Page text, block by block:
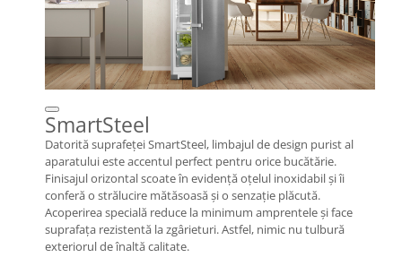
SmartSteel
Datorită suprafeței SmartSteel, limbajul de design purist al
aparatului este accentul perfect pentru orice bucătărie.
Finisajul orizontal scoate în evidență oțelul inoxidabil și îi
conferă o strălucire mătăsoasă și o senzație plăcută.
Acoperirea specială reduce la minimum amprentele și face
suprafața rezistentă la zgârieturi. Astfel, nimic nu tulbură
exteriorul de înaltă calitate.